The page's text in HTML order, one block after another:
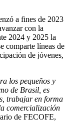
a fines de 2023
con la
2024 y 2025 la
comparte líneas de
de jóvenes,
los pequeños y
de Brasil, es
trabajar en forma
comercialización
de FECOFE,